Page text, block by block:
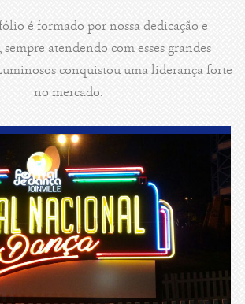
é formado por nossa dedicação e
atendendo com esses grandes
conquistou uma liderança forte
no mercado.